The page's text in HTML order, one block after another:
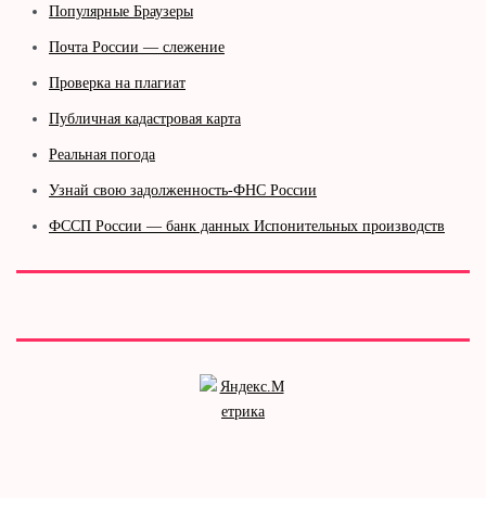
Популярные Браузеры
Почта России — слежение
Проверка на плагиат
Публичная кадастровая карта
Реальная погода
Узнай свою задолженность-ФНС России
ФССП России — банк данных Испонительных производств